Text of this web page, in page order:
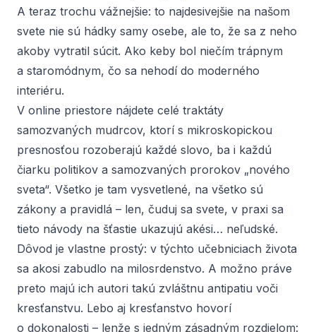
A teraz trochu vážnejšie: to najdesivejšie na našom
svete nie sú hádky samy osebe, ale to, že sa z neho
akoby vytratil súcit. Ako keby bol niečím trápnym
a staromódnym, čo sa nehodí do moderného
interiéru.
V online priestore nájdete celé traktáty
samozvaných mudrcov, ktorí s mikroskopickou
presnosťou rozoberajú každé slovo, ba i každú
čiarku politikov a samozvaných prorokov „nového
sveta“. Všetko je tam vysvetlené, na všetko sú
zákony a pravidlá – len, čuduj sa svete, v praxi sa
tieto návody na šťastie ukazujú akési… neľudské.
Dôvod je vlastne prostý: v týchto učebniciach života
sa akosi zabudlo na milosrdenstvo. A možno práve
preto majú ich autori takú zvláštnu antipatiu voči
kresťanstvu. Lebo aj kresťanstvo hovorí
o dokonalosti – lenže s jedným zásadným rozdielom: